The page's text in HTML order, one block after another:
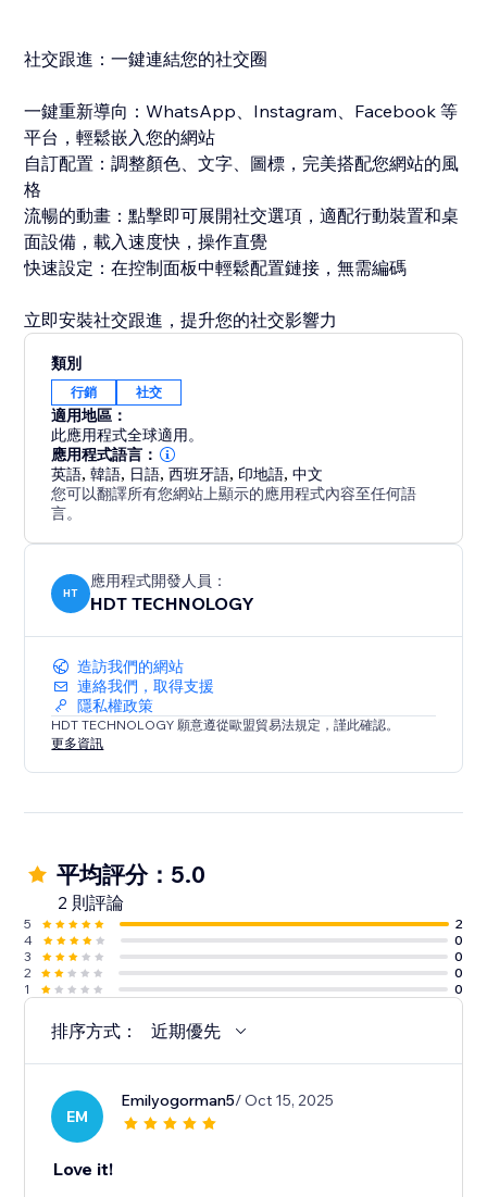
社交跟進：一鍵連結您的社交圈
一鍵重新導向：WhatsApp、Instagram、Facebook 等
平台，輕鬆嵌入您的網站
自訂配置：調整顏色、文字、圖標，完美搭配您網站的風
格
流暢的動畫：點擊即可展開社交選項，適配行動裝置和桌
面設備，載入速度快，操作直覺
快速設定：在控制面板中輕鬆配置鏈接，無需編碼
立即安裝社交跟進，提升您的社交影響力
類別
行銷 社交
適用地區：
此應用程式全球適用。
應用程式語言：
英語,韓語, 日語,西班牙語, 印地語,中文
您可以翻譯所有您網站上顯示的應用程式內容至任何語
言。
HT
應用程式開發人員：
HDT TECHNOLOGY
造訪我們的網站
連絡我們，取得支援
隱私權政策
HDT TECHNOLOGY 願意遵從歐盟貿易法規定，謹此確認。
更多資訊
平均評分：5.0
2 則評論
5
2
4
0
3
0
2
0
1
0
排序方式： 近期優先
EM
Emilyogorman5/ Oct 15, 2025
Love it!